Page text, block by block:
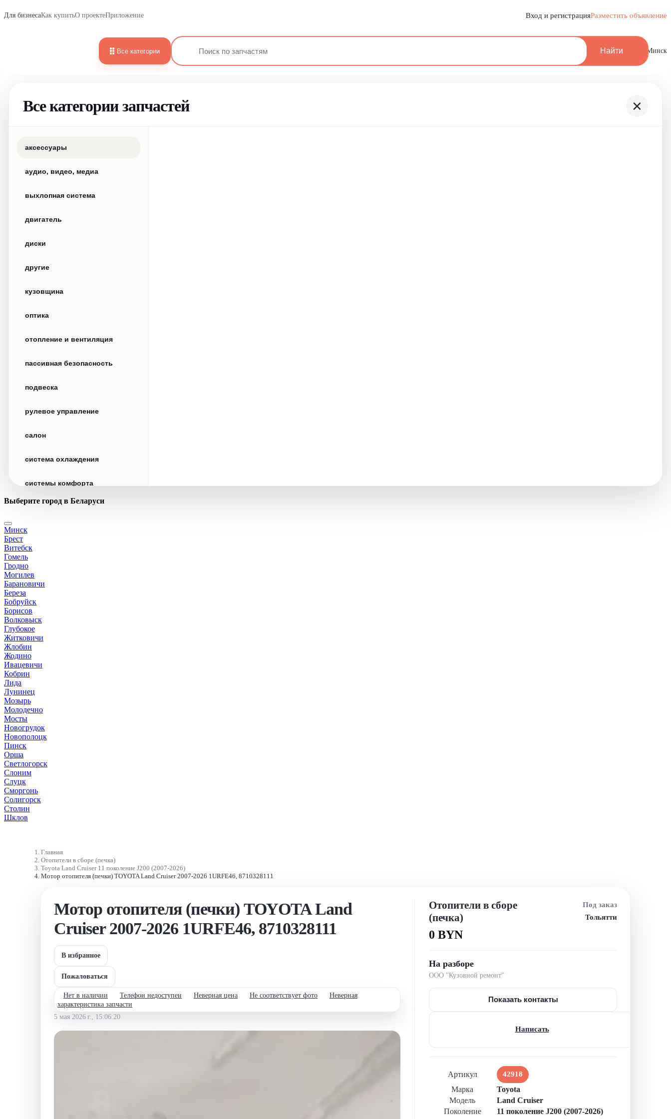
Для бизнесаКак купитьО проектеПриложение Вход и регистрацияРазместить объявление
Все категории Найти Минск
Все категории запчастей ×
аксессуары
аудио, видео, медиа
выхлопная система
двигатель
диски
другие
кузовщина
оптика
отопление и вентиляция
пассивная безопасность
подвеска
рулевое управление
салон
система охлаждения
системы комфорта
стекла
стеклоочистители
топливная система
тормозная система
трансмиссия
электрика
Выберите город в Беларуси
Минск
Брест
Витебск
Гомель
Гродно
Могилев
Барановичи
Береза
Бобруйск
Борисов
Волковыск
Глубокое
Житковичи
Жлобин
Жодино
Ивацевичи
Кобрин
Лида
Лунинец
Мозырь
Молодечно
Мосты
Новогрудок
Новополоцк
Пинск
Орша
Светлогорск
Слоним
Слуцк
Сморгонь
Солигорск
Столин
Шклов
Главная
Отопители в сборе (печка)
Toyota Land Cruiser 11 поколение J200 (2007-2026)
Мотор отопителя (печки) TOYOTA Land Cruiser 2007-2026 1URFE46, 8710328111
Мотор отопителя (печки) TOYOTA Land
Cruiser 2007-2026 1URFE46, 8710328111
В избранное
Пожаловаться
Нет в наличии Телефон недоступен Неверная цена Не соответствует фото
Неверная
характеристика запчасти
5 мая 2026 г., 15:06:20
Отопители в сборе
(печка)
0 BYN
Под заказ
Тольятти
На разборе
ООО "Кузовной ремонт"
Показать контакты
Написать
Артикул 42918
Марка
Toyota
Модель
Land Cruiser
Поколение
11 поколение J200 (2007-2026)